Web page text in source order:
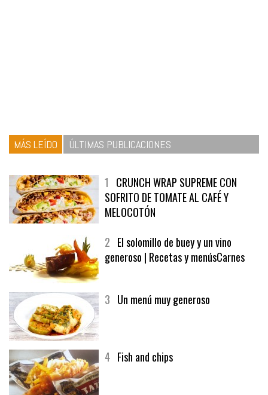
1CRUNCH WRAP SUPREME CON
SOFRITO DE TOMATE AL CAFÉ Y
MELOCOTÓN
2El solomillo de buey y un vino